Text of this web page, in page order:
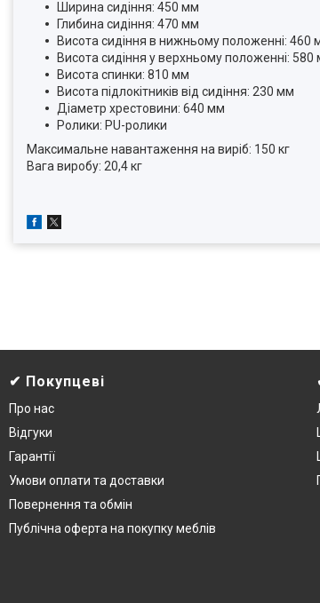
Ширина сидіння: 450 мм
Глибина сидіння: 470 мм
Висота сидіння в нижньому положенні: 460
Висота сидіння у верхньому положенні: 580
Висота спинки: 810 мм
Висота підлокітників від сидіння: 230 мм
Діаметр хрестовини: 640 мм
Ролики: PU-ролики
Максимальне навантаження на виріб: 150 кг
Вага виробу: 20,4 кг
✔ Покупцеві
Про нас
Відгуки
Гарантії
Умови оплати та доставки
Повернення та обмін
Публічна оферта на покупку меблів